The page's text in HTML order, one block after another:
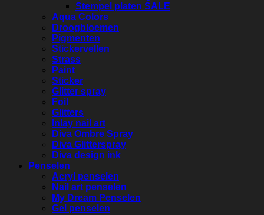
Stempel platen SALE
Aqua Colors
Droogbloemen
Pigmenten
Stickervellen
Strass
Paint
Sticker
Glitter spray
Foil
Glitters
Inlay nail art
Diva Ombre Spray
Diva Glitterspray
Diva design ink
Penselen
Acryl penselen
Nail art penselen
My Dream Penselen
Gel penselen